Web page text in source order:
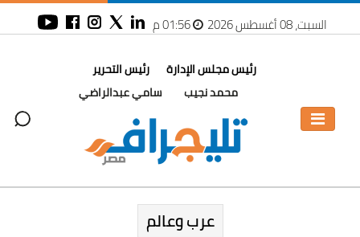
السبت، 08 أغسطس 2026 01:56 م
رئيس مجلس الإدارة
محمد نجيب
رئيس التحرير
سامي عبدالراضي
عرب وعالم